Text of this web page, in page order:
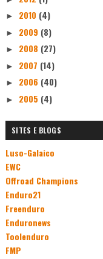
► 2010 (4)
► 2009 (8)
► 2008 (27)
► 2007 (14)
► 2006 (40)
► 2005 (4)
SITES E BLOGS
Luso-Galaico
EWC
Offroad Champions
Enduro21
Freenduro
Enduronews
Toolenduro
FMP